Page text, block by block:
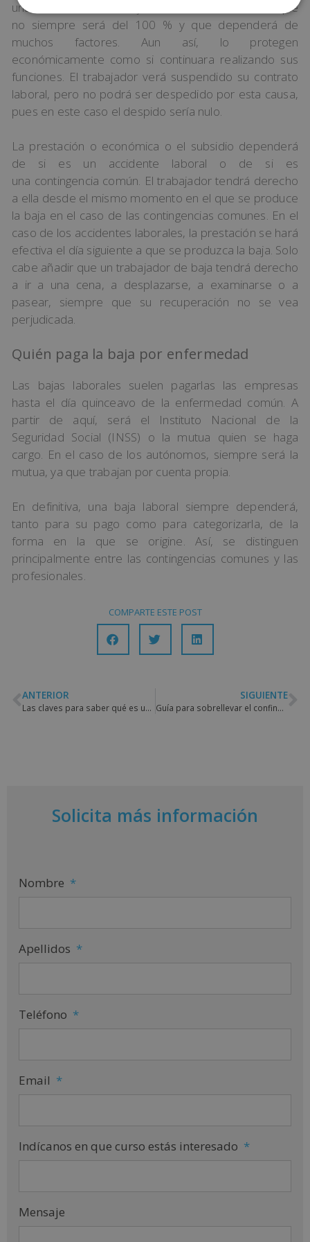
una retribución. El trabajador recibirá un subsidio, que
no siempre será del 100 % y que dependerá de
muchos factores. Aun así, lo protegen
económicamente como si continuara realizando sus
funciones. El trabajador verá suspendido su contrato
laboral, pero no podrá ser despedido por esta causa,
pues en este caso el despido sería nulo.
La prestación o económica o el subsidio dependerá
de si es un accidente laboral o de si es
una contingencia común. El trabajador tendrá derecho
a ella desde el mismo momento en el que se produce
la baja en el caso de las contingencias comunes. En el
caso de los accidentes laborales, la prestación se hará
efectiva el día siguiente a que se produzca la baja. Solo
cabe añadir que un trabajador de baja tendrá derecho
a ir a una cena, a desplazarse, a examinarse o a
pasear, siempre que su recuperación no se vea
perjudicada.
Quién paga la baja por enfermedad
Las bajas laborales suelen pagarlas las empresas
hasta el día quinceavo de la enfermedad común. A
partir de aquí, será el Instituto Nacional de la
Seguridad Social (INSS) o la mutua quien se haga
cargo. En el caso de los autónomos, siempre será la
mutua, ya que trabajan por cuenta propia.
En definitiva, una baja laboral siempre dependerá,
tanto para su pago como para categorizarla, de la
forma en la que se origine. Así, se distinguen
principalmente entre las contingencias comunes y las
profesionales.
COMPARTE ESTE POST
ANTERIOR
Las claves para saber qué es un agente de aduanas y conocer sus funciones
SIGUIENTE
Guía para sobrellevar el confinamiento con positivismo y productividad
Solicita más información
Nombre *
Apellidos *
Teléfono *
Email *
Indícanos en que curso estás interesado *
Mensaje